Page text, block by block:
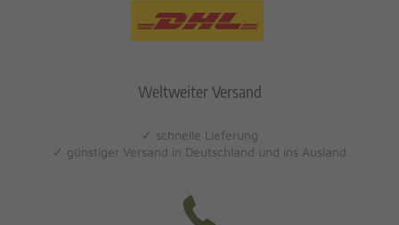
Weltweiter Versand
✓ schnelle Lieferung
✓ günstiger Versand in Deutschland und ins Ausland